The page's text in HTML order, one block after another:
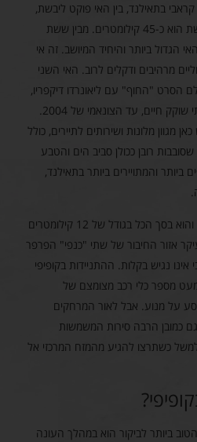
בתאילנד, בין האי פוקט ליבשת,
בים אנדמן. מרחק האיים מהיבשת הוא כ-45 קילומטרים. מבין ששת
הגדול ביותר והיחיד המיושב. זה אי
מרהיבים ודקלים לרוב. האי השני
הסרט "החוף" עם ליאונרדו דיקפריו,
שהפך את המקום למוקד תיירותי שוקק חיים, עד הצונאמי של 2004.
מגוון מלונות ושירותים לתיירים, כולל
שסובבות רובן ככולן סביב הים והטבע
והמתויירים ביותר בתאילנד,
לאי פי פי דון צורה דמויית פרפר והוא בסך הכל בגודל של 12 קילומטרים
אזור החיבור של שתי "כנפי" הפרפר
נגיש בקלות. ההתניידות בקופיפי
מספר כלי רכב מצומצם של
על מנוע. אבל לאור המרחקים
כמובן הרבה סירות המשמשות
כשתרצו להגיע מהמזח המרכזי אל
ביותר לביקור הוא במהלך העונה